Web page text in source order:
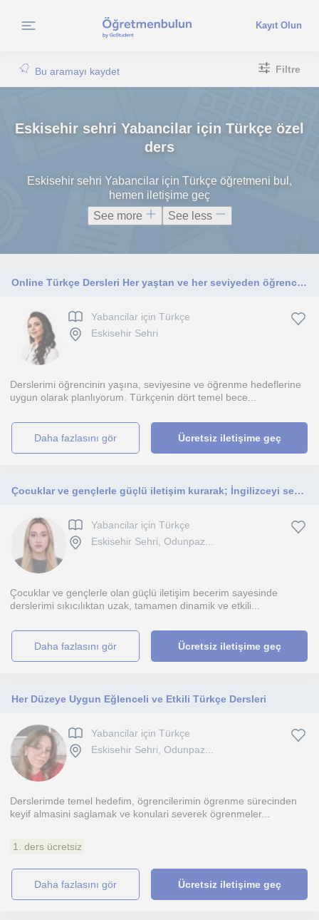
Kayıt Olun
Bu aramayı kaydet Filtre
Eskisehir sehri Yabancilar için Türkçe özel
ders
Eskisehir sehri Yabancilar için Türkçe öğretmeni bul,
hemen iletişime geç
See more
See less
Online Türkçe Dersleri Her yaştan ve her seviyeden öğrenciye yönelik online Türkçe dersleri sunuyorum.
Yabancilar için Türkçe
Eskisehir Sehri
Derslerimi öğrencinin yaşına, seviyesine ve öğrenme hedeflerine
uygun olarak planlıyorum. Türkçenin dört temel bece...
daha fazlasını gör Ücretsiz iletişime geç
Çocuklar ve gençlerle güçlü iletişim kurarak; İngilizceyi sevdiren, eğlenceli, her alanda işlerine yarayacak dersler sunuyorum.
Yabancilar için Türkçe
Eskisehir Sehri, Odunpaz...
Çocuklar ve gençlerle olan güçlü iletişim becerim sayesinde
derslerimi sıkıcılıktan uzak, tamamen dinamik ve etkili...
daha fazlasını gör Ücretsiz iletişime geç
Her Düzeye Uygun Eğlenceli ve Etkili Türkçe Dersleri
Yabancilar için Türkçe
Eskisehir Sehri, Odunpaz...
Derslerimde temel hedefim, ögrencilerimin ögrenme sürecinden
keyif almasini saglamak ve konulari severek ögrenmeler...
1. ders ücretsiz
daha fazlasını gör Ücretsiz iletişime geç